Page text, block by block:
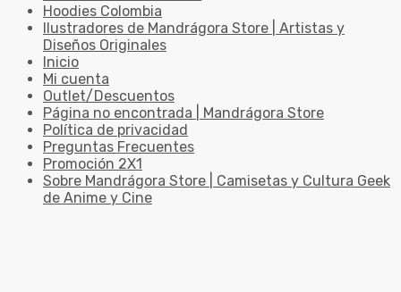
Hoodies Colombia
Ilustradores de Mandrágora Store | Artistas y
Diseños Originales
Inicio
Mi cuenta
Outlet/Descuentos
Página no encontrada | Mandrágora Store
Política de privacidad
Preguntas Frecuentes
Promoción 2X1
Sobre Mandrágora Store | Camisetas y Cultura Geek
de Anime y Cine